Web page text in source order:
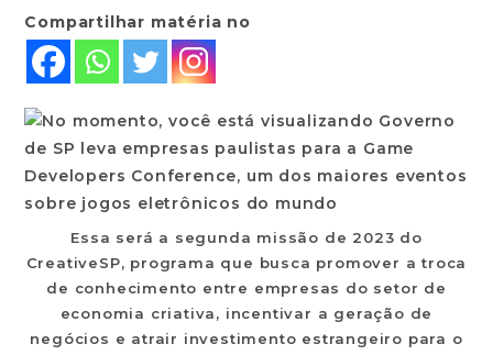
Compartilhar matéria no
Essa será a segunda missão de 2023 do
CreativeSP, programa que busca promover a troca
de conhecimento entre empresas do setor de
economia criativa, incentivar a geração de
negócios e atrair investimento estrangeiro para o